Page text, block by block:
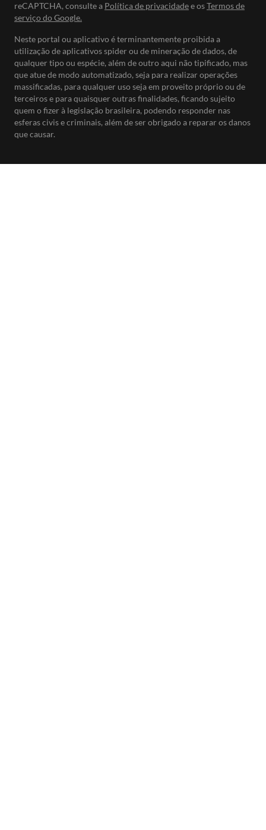
reCAPTCHA, consulte a Política de privacidadee osTermos de
serviço do Google.
Neste portal ou aplicativo é terminantemente proibida a
utilização de aplicativos spider ou de mineração de dados, de
qualquer tipo ou espécie, além de outro aqui não tipificado, mas
que atue de modo automatizado, seja para realizar operações
massificadas, para qualquer uso seja em proveito próprio ou de
terceiros e para quaisquer outras finalidades, ficando sujeito
quem o fizer à legislação brasileira, podendo responder nas
esferas civis e criminais, além de ser obrigado a reparar os danos
que causar.